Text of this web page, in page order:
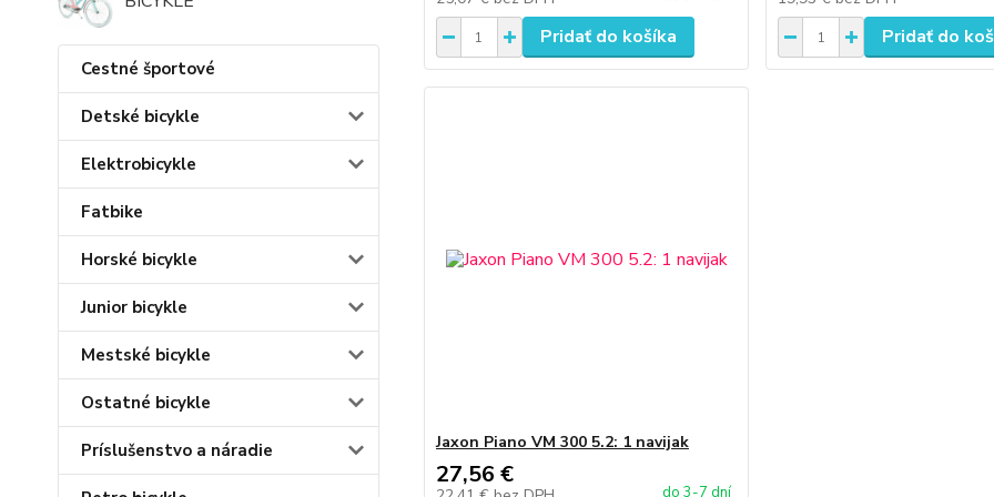
Cestné športové
Detské bicykle
Elektrobicykle
Fatbike
Horské bicykle
Junior bicykle
Mestské bicykle
Ostatné bicykle
Príslušenstvo a náradie
Pridať do košíka Pridať do
Jaxon Piano VM 300 5.2: 1 navijak
27,56 €
do 3-7 dní